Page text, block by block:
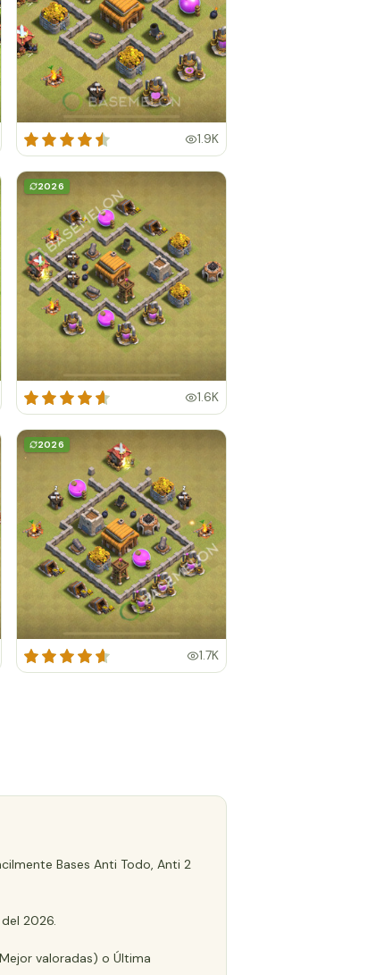
1.9K
2026
1.6K
2026
1.7K
Bases Anti Todo, Anti 2
2026.
valoradas) o Última